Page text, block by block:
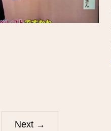
Next →